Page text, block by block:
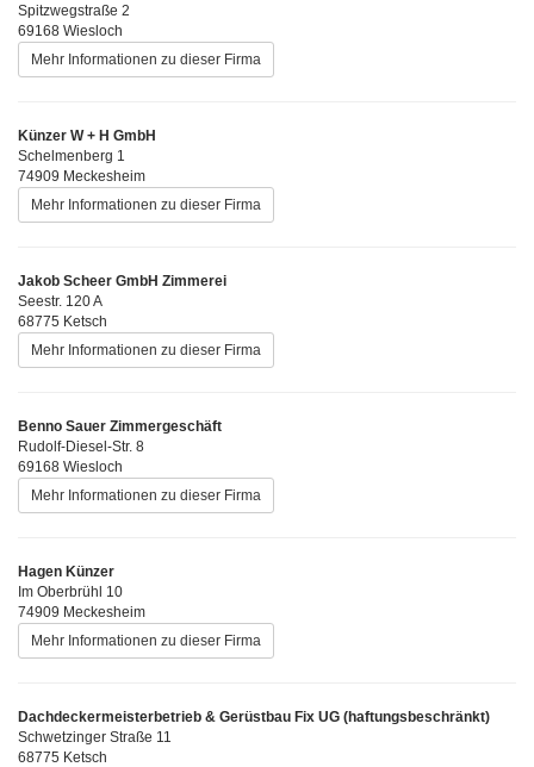
Spitzwegstraße 2
69168 Wiesloch
Mehr Informationen zu dieser Firma
Künzer W + H GmbH
Schelmenberg 1
74909 Meckesheim
Mehr Informationen zu dieser Firma
Jakob Scheer GmbH Zimmerei
Seestr. 120 A
68775 Ketsch
Mehr Informationen zu dieser Firma
Benno Sauer Zimmergeschäft
Rudolf-Diesel-Str. 8
69168 Wiesloch
Mehr Informationen zu dieser Firma
Hagen Künzer
Im Oberbrühl 10
74909 Meckesheim
Mehr Informationen zu dieser Firma
Dachdeckermeisterbetrieb & Gerüstbau Fix UG (haftungsbeschränkt)
Schwetzinger Straße 11
68775 Ketsch